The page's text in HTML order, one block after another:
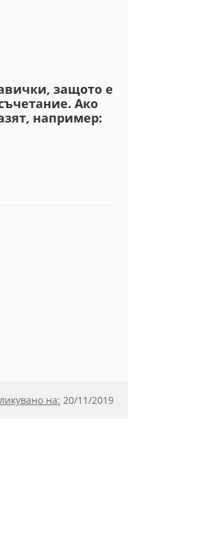
защото е
. Ако
например:
на: 20/11/2019